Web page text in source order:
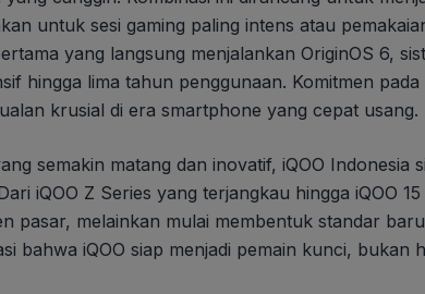
untuk sesi gaming paling intens atau
yang langsung menjalankan OriginOS 6,
hingga lima tahun penggunaan. Komitmen
krusial di era smartphone yang cepat usang.
semakin matang dan inovatif, iQOO Indonesia
iQOO Z Series yang terjangkau hingga iQOO
pasar, melainkan mulai membentuk standar
bahwa iQOO siap menjadi pemain kunci, bukan